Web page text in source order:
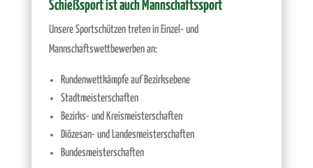
Schießsport ist auch Mannschaftssport
Unsere Sportschützen treten in Einzel- und
Mannschaftswettbewerben an:
Rundenwettkämpfe auf Bezirksebene
Stadtmeisterschaften
Bezirks- und Kreismeisterschaften
Diözesan- und Landesmeisterschaften
Bundesmeisterschaften